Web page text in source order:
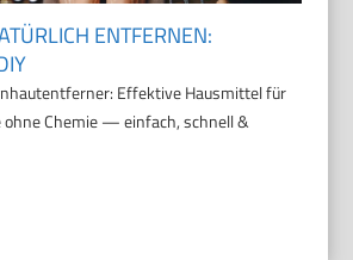
ENTFERNEN:
Effektive Hausmittel für
ohne Chemie — einfach, schnell &